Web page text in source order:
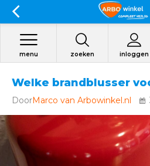
zoeken inloggen
menu
Welke brandblusser
DoorMarco van Arbowinkel.nl